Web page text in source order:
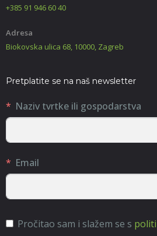
+385 91 946 60 40
Adresa
Biokovska ulica 68, 10000, Zagreb
Pretplatite se na naš newsletter
Naziv tvrtke ili gospodarstva
Email
Pročitao sam i slažem se s